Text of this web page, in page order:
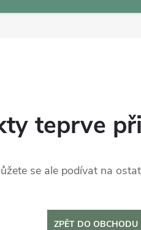
teprve
se ale podívat na
ZPĚT DO OBCHODU